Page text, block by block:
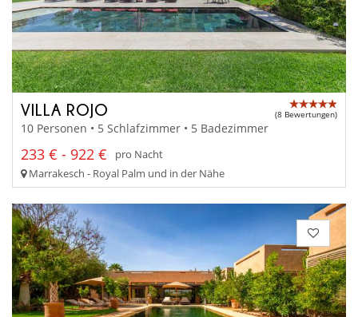
VILLA ROJO (8 Bewertungen)
10 Personen • 5 Schlafzimmer • 5 Badezimmer
233 € - 922 €
pro Nacht
Marrakesch - Royal Palm und in der Nähe